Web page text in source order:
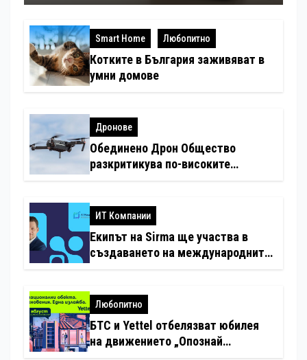
Smart Home Любопитно
Котките в България заживяват в
умни домове
Дронове
Обединено Дрон Общество
разкритикува по-високите
ИТ Компании
Екипът на Sirma ще участва в
създаването на международните
хотелиерството
Любопитно
БТС и Yettel отбелязват юбилея
на движението „Опознай